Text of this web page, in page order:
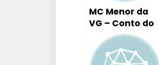
MC Menor da
VG – Conto do
Pescador (
Tutorial Aula
Piano / Teclado